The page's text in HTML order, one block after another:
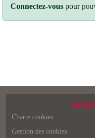
Connectez-vous pour
Charte cookies
Gestion des cookies